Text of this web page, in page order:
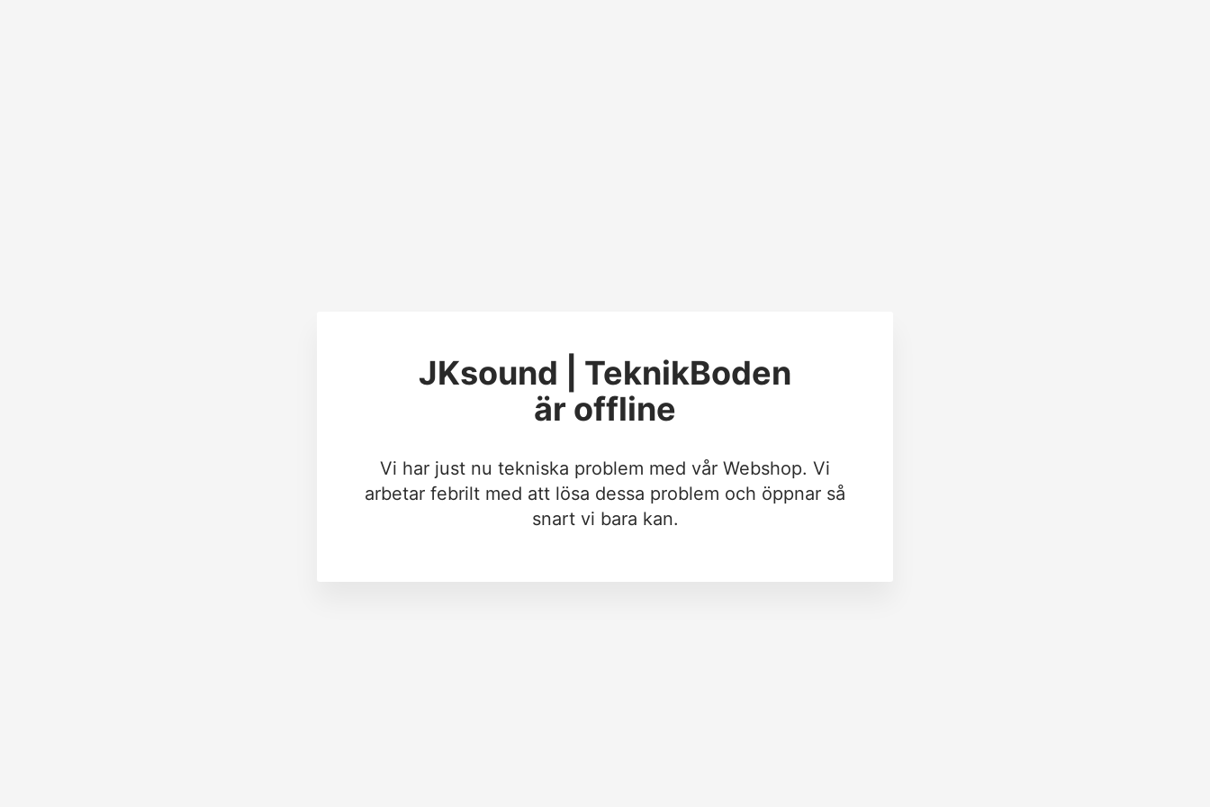
JKsound | TeknikBoden
är offline
Vi har just nu tekniska problem med vår Webshop. Vi
arbetar febrilt med att lösa dessa problem och öppnar så
snart vi bara kan.